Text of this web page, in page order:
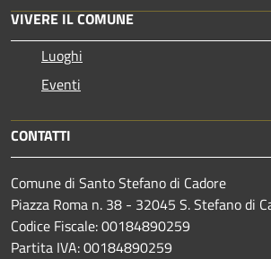
VIVERE IL COMUNE
Luoghi
Eventi
CONTATTI
Comune di Santo Stefano di Cadore
Piazza Roma n. 38 - 32045 S. Stefano di
Codice Fiscale: 00184890259
Partita IVA: 00184890259